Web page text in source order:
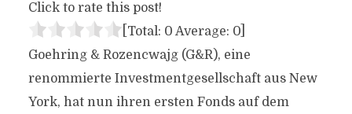
Click to rate this post!
[Total: 0 Average: 0]
Goehring & Rozencwajg (G&R), eine
renommierte Investmentgesellschaft aus New
York, hat nun ihren ersten Fonds auf dem